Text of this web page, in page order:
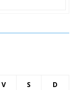
V S D